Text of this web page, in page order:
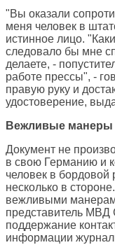
"Вы оказали
меня человек в
истинное лицо.
следовало бы мне
делаете, -
работе прессы", -
правую руку и
удостоверение,
Вежливые манеры
Документ не
в свою Германию и
человек в бордовой
несколько в
вежливыми
представитель МВД
поддержание
информации